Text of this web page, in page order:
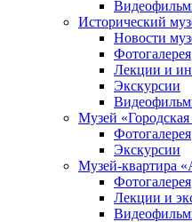
Исторический
Новости
Фотогалерея
Лекции и
Экскурсии
Музей
Фотогалерея
Экскурсии
Музей-квартира
Фотогалерея
Лекции и